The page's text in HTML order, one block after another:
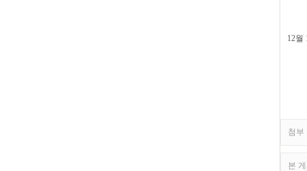
레
레
12월
도
도
첨부 :
본